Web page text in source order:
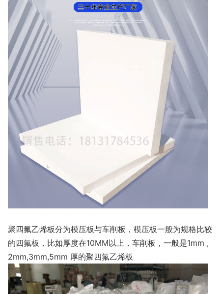
聚四氟乙烯板分为模压板与车削板，模压板一般为规格比较
的四氟板，比如厚度在10MM以上，车削板，一般是1mm ,
2mm,3mm,5mm 厚的聚四氟乙烯板